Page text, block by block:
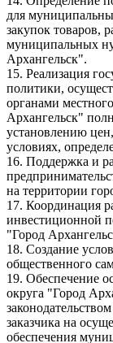
для
закупок товаров,
муниципальных
Архангельск".
15. Реализация
политики,
органами
Архангельск"
установлению
условиях,
16. Поддержка и
на территории
17. Координация
инвестиционной
"Город
18. Создание
общественного
19. Обеспечение
округа "Город
заказчика на
обеспечения